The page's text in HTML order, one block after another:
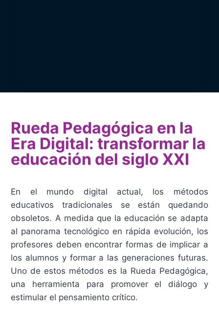
Rueda Pedagógica en la
Era Digital: transformar la
educación del siglo XXI
En el mundo digital actual, los métodos
educativos tradicionales se están quedando
obsoletos. A medida que la educación se adapta
al panorama tecnológico en rápida evolución, los
profesores deben encontrar formas de implicar a
los alumnos y formar a las generaciones futuras.
Uno de estos métodos es la Rueda Pedagógica,
una herramienta para promover el diálogo y
estimular el pensamiento crítico.